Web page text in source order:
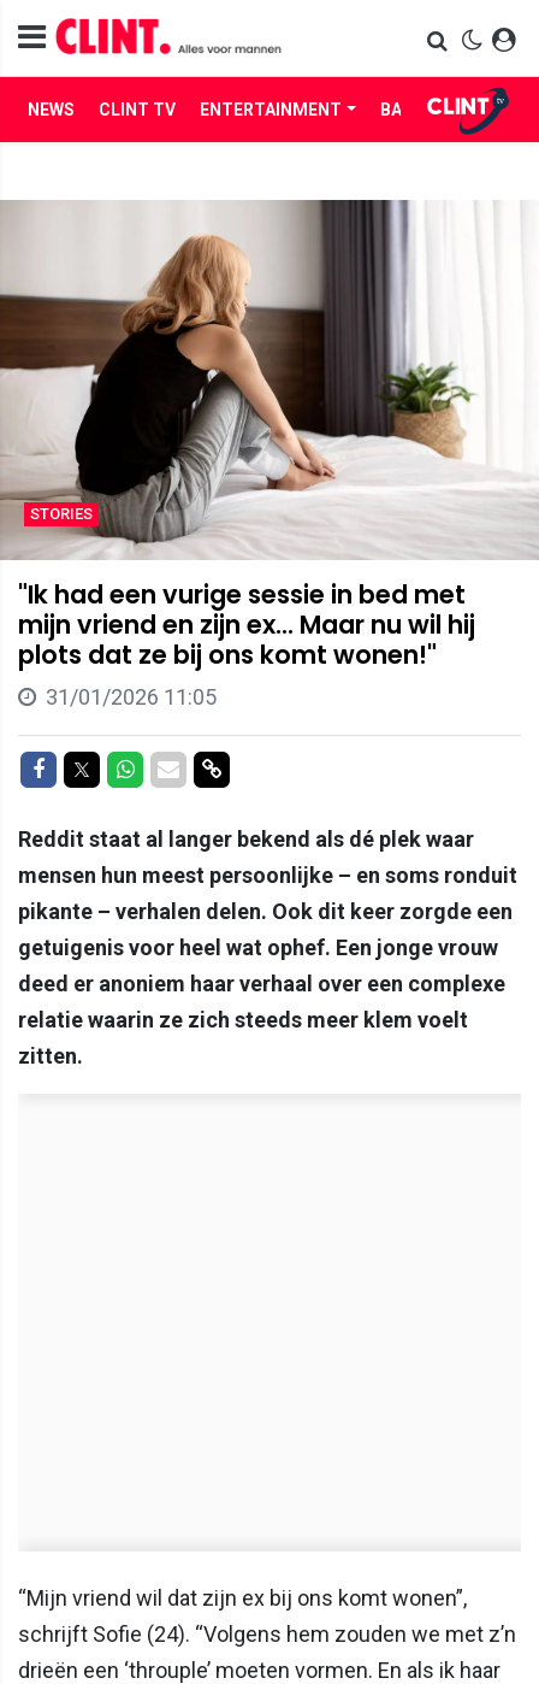
NEWS CLINT TV ENTERTAINMENT BABES LIFE
STORIES
"Ik had een vurige sessie in bed met
mijn vriend en zijn ex... Maar nu wil hij
plots dat ze bij ons komt wonen!"
31/01/2026 11:05
Delen op Facebook
Delen op Twitter
Delen op Whatsapp
Delen via Mail
Delen via link
Reddit staat al langer bekend als dé plek waar
mensen hun meest persoonlijke – en soms ronduit
pikante – verhalen delen. Ook dit keer zorgde een
getuigenis voor heel wat ophef. Een jonge vrouw
deed er anoniem haar verhaal over een complexe
relatie waarin ze zich steeds meer klem voelt
zitten.
“Mijn vriend wil dat zijn ex bij ons komt wonen”,
schrijft Sofie (24). “Volgens hem zouden we met z’n
drieën een ‘throuple’ moeten vormen. En als ik haar